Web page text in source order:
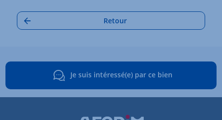
Retour
Je suis intéressé(e) par ce bien